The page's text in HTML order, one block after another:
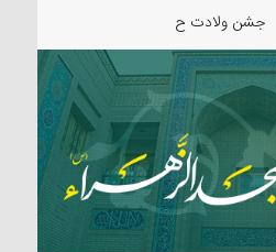
جشن ولادت حضرت زینب س